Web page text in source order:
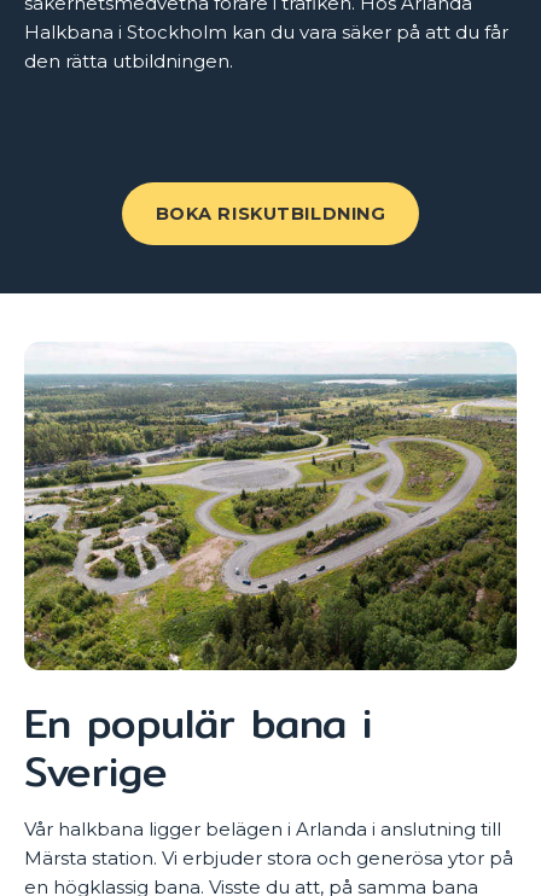
Halkbana i Stockholm kan du vara säker på att du får
den rätta utbildningen.
BOKA RISKUTBILDNING
En populär bana i
Sverige
Vår halkbana ligger belägen i Arlanda i anslutning till
Märsta station. Vi erbjuder stora och generösa ytor på
en högklassig bana. Visste du att, på samma bana